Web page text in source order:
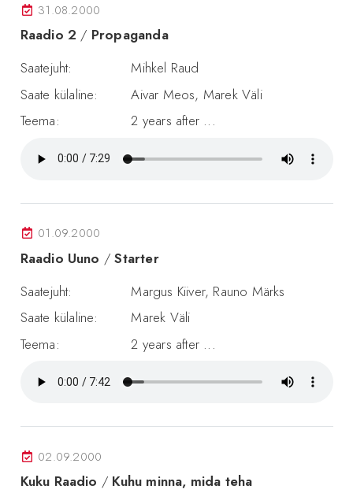
31.08.2000
Raadio 2 / Propaganda
Saatejuht:
Mihkel Raud
Saate külaline:
Aivar Meos, Marek Väli
Teema:
2 years after ...
01.09.2000
Raadio Uuno /Starter
Saatejuht:
Margus Kiiver, Rauno Märks
Saate külaline:
Marek Väli
Teema:
2 years after ...
02.09.2000
Kuku Raadio / Kuhu minna, mida teha